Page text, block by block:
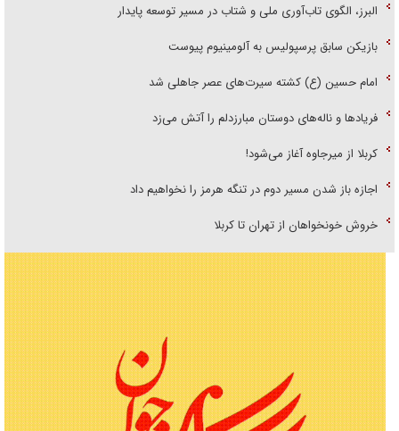
البرز، الگوی تاب‌آوری ملی و شتاب در مسیر توسعه پایدار
بازیکن سابق پرسپولیس به آلومینیوم پیوست
امام حسین (ع) کشته سیرت‌های عصر جاهلی شد
فریاد‌ها و ناله‌های دوستان مبارزدلم را آتش می‌زد
کربلا از میرجاوه آغاز می‌شود!
اجازه باز شدن مسیر دوم در تنگه هرمز را نخواهیم داد
خروش خونخواهان از تهران تا کربلا